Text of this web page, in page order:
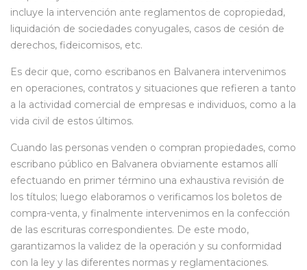
incluye la intervención ante reglamentos de copropiedad,
liquidación de sociedades conyugales, casos de cesión de
derechos, fideicomisos, etc.
Es decir que, como escribanos en Balvanera intervenimos
en operaciones, contratos y situaciones que refieren a tanto
a la actividad comercial de empresas e individuos, como a la
vida civil de estos últimos.
Cuando las personas venden o compran propiedades, como
escribano público en Balvanera obviamente estamos allí
efectuando en primer término una exhaustiva revisión de
los títulos; luego elaboramos o verificamos los boletos de
compra-venta, y finalmente intervenimos en la confección
de las escrituras correspondientes. De este modo,
garantizamos la validez de la operación y su conformidad
con la ley y las diferentes normas y reglamentaciones.